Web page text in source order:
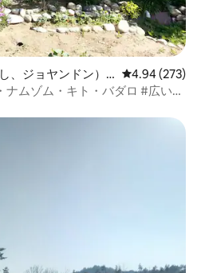
、ジョヤンドン）
レビュー273
4.94 (273)
ムゾム・キト・バダロ #広い庭